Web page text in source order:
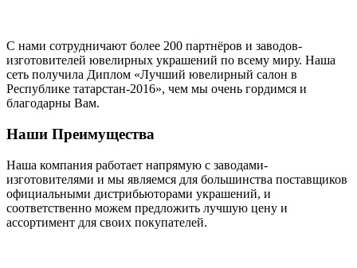
С нами сотрудничают более 200 партнёров и заводов-
изготовителей ювелирных украшений по всему миру. Наша
сеть получила Диплом «Лучший ювелирный салон в
Республике татарстан-2016», чем мы очень гордимся и
благодарны Вам.
Наши Преимущества
Наша компания работает напрямую с заводами-
изготовителями и мы являемся для большинства поставщиков
официальными дистрибьюторами украшений, и
соответственно можем предложить лучшую цену и
ассортимент для своих покупателей.